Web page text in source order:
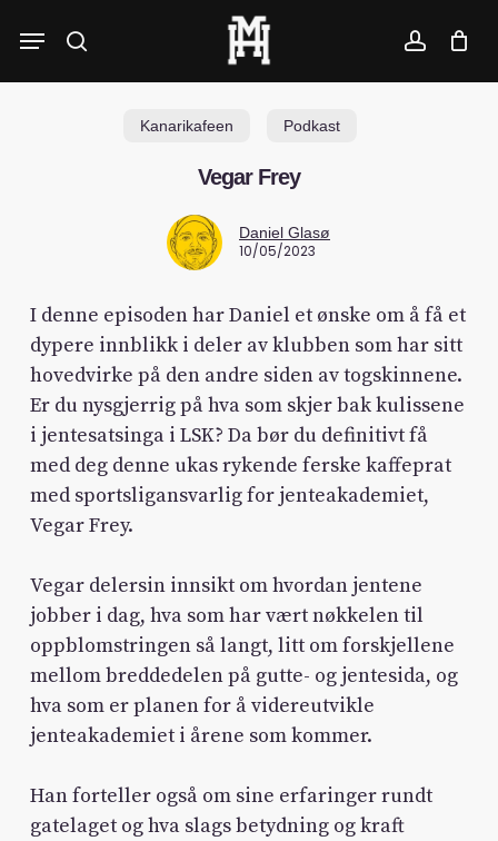
search account
Menu
Kanarikafeen Podkast
Vegar Frey
Daniel Glasø
10/05/2023
I denne episoden har Daniel et ønske om å få et
dypere innblikk i deler av klubben som har sitt
hovedvirke på den andre siden av togskinnene.
Er du nysgjerrig på hva som skjer bak kulissene
i jentesatsinga i LSK? Da bør du definitivt få
med deg denne ukas rykende ferske kaffeprat
med sportsligansvarlig for jenteakademiet,
Vegar Frey.
Vegar delersin innsikt om hvordan jentene
jobber i dag, hva som har vært nøkkelen til
oppblomstringen så langt, litt om forskjellene
mellom breddedelen på gutte- og jentesida, og
hva som er planen for å videreutvikle
jenteakademiet i årene som kommer.
Han forteller også om sine erfaringer rundt
gatelaget og hva slags betydning og kraft